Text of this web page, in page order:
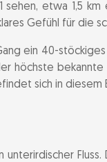
sehen, etwa 1,5
Gefühl für die
ein 40-
höchste
sich in diesem